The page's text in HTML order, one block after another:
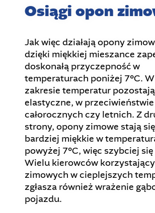
Osiągi opon
Jak więc działają opony
dzięki miękkiej mieszance
doskonałą przyczepność w
temperaturach poniżej 7°C.
zakresie temperatur
elastyczne, w
całorocznych czy letnich. Z
strony, opony zimowe stają
bardziej miękkie w
powyżej 7°C, więc szybciej
Wielu kierowców
zimowych w cieplejszych
zgłasza również wrażenie
pojazdu.